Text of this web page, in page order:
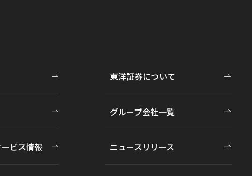
東洋証券について
グループ会社一覧
ビス情報 ニュースリリース